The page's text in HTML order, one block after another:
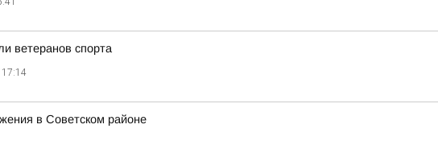
ветеранов спорта
17:14
в Советском районе